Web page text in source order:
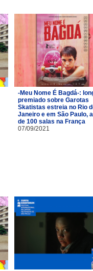
-Meu Nome É Bagdá-:
premiado sobre Garotas
Skatistas estreia no Rio
Janeiro e em São Paulo,
de 100 salas na França
07/09/2021